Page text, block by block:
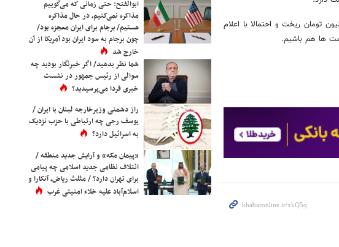
فعالان بازار سکه، بعد از اعلام خبر آغاز ضرب سکه، قیمت سکه ۲ میلیون تومان ریخت و احتمالا با اعلام
ها هم باشیم.
ابوالفتح: حتی زمانی که می‌گوییم
مذاکره نمی‌کنیم، در حال مذاکره
هستیم/ برجام برای ایران معجزه بود/
چون برجام به سود ایران بود آمریکا از آن
خارج شد
شما نظر بدهید/ اگر خبرنگار بودید چه
سوالی از رئیس جمهور در نشست
خبری فردا می‌پرسیدید؟
راز دشمنی وزیرخارجه لبنان با ایران /
یوسف رجی چه ارتباطی با حزب نزدیک
به اسرائیل دارد؟
«پیمان مکه» و آرایش جدید منطقه /
ائتلاف نظامی جدید اسلامی چه پیامی
برای تهران دارد؟ / مثلث ریاض، آنکارا و
اسلام‌آباد علیه خلاء امنیتی غرب